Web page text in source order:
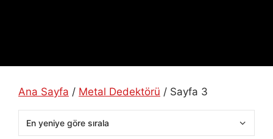
Ana Sayfa / Metal Dedektörü / Sayfa 3